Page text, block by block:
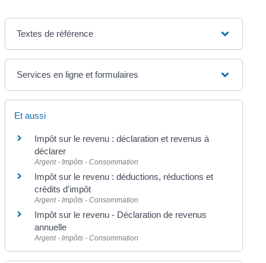
Textes de référence
Services en ligne et formulaires
Et aussi
Impôt sur le revenu : déclaration et revenus à
déclarer
Argent - Impôts - Consommation
Impôt sur le revenu : déductions, réductions et
crédits d'impôt
Argent - Impôts - Consommation
Impôt sur le revenu - Déclaration de revenus
annuelle
Argent - Impôts - Consommation